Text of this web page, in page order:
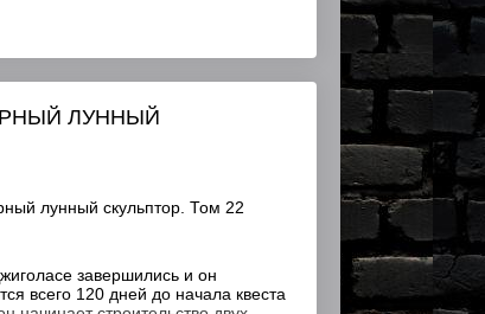
ЛУННЫЙ
лунный скульптор. Том 22
завершились и он
всего 120 дней до начала квеста